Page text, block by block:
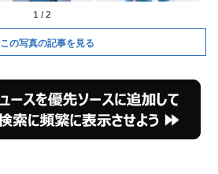
1 / 2
この写真の記事を見る